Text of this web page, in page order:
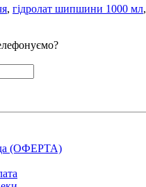
, гідролат шипшини 1000 мл,
(ОФЕРТА)